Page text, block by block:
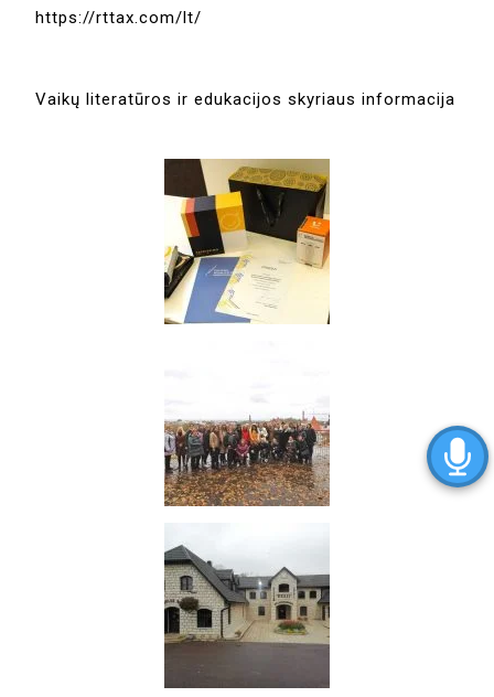
https://rttax.com/lt/
Vaikų literatūros ir edukacijos skyriaus informacija